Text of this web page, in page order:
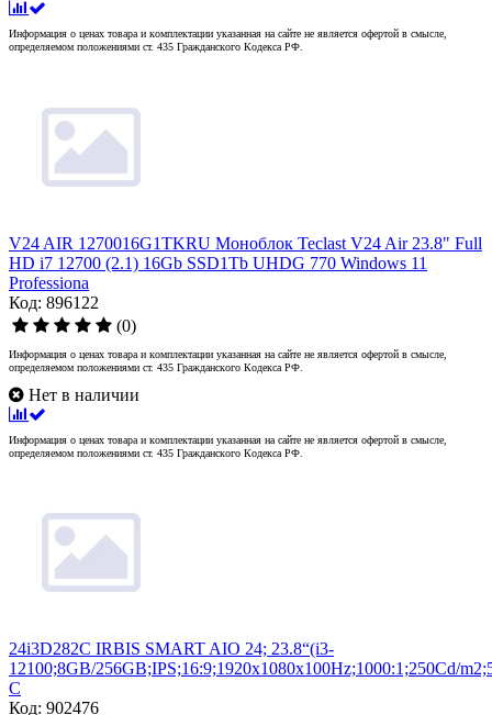
Информация о ценах товара и комплектации указанная на сайте не является офертой в смысле,
определяемом положениями ст. 435 Гражданского Кодекса РФ.
V24 AIR 1270016G1TKRU Моноблок Teclast V24 Air 23.8" Full
HD i7 12700 (2.1) 16Gb SSD1Tb UHDG 770 Windows 11
Professiona
Код: 896122
(0)
Информация о ценах товара и комплектации указанная на сайте не является офертой в смысле,
определяемом положениями ст. 435 Гражданского Кодекса РФ.
Нет в наличии
Информация о ценах товара и комплектации указанная на сайте не является офертой в смысле,
определяемом положениями ст. 435 Гражданского Кодекса РФ.
24i3D282C IRBIS SMART AIO 24; 23.8“(i3-
12100;8GB/256GB;IPS;16:9;1920x1080x100Hz;1000:1;250Cd/
C
Код: 902476